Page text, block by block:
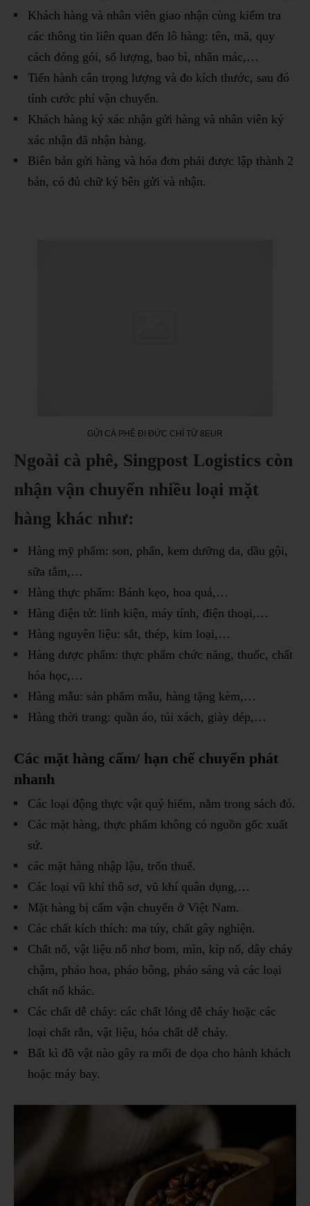
Khách hàng và nhân viên giao nhận cùng kiểm tra
các thông tin liên quan đến lô hàng: tên, mã, quy
cách đóng gói, số lượng, bao bì, nhãn mác,…
Tiến hành cân trọng lượng và đo kích thước, sau đó
tính cước phí vận chuyển.
Khách hàng ký xác nhận gửi hàng và nhân viên ký
xác nhận đã nhận hàng.
Biên bản gửi hàng và hóa đơn phải được lập thành 2
bản, có đủ chữ ký bên gửi và nhận.
GỬI CÀ PHÊ ĐI ĐỨC CHỈ TỪ 8EUR
Ngoài cà phê, Singpost Logistics còn
nhận vận chuyển nhiều loại mặt
hàng khác như:
Hàng mỹ phẩm: son, phấn, kem dưỡng da, dầu gội,
sữa tắm,…
Hàng thực phẩm: Bánh kẹo, hoa quả,…
Hàng điện tử: linh kiện, máy tính, điện thoại,…
Hàng nguyên liệu: sắt, thép, kim loại,…
Hàng dược phẩm: thực phẩm chức năng, thuốc, chất
hóa học,…
Hàng mẫu: sản phẩm mẫu, hàng tặng kèm,…
Hàng thời trang: quần áo, túi xách, giày dép,…
Các mặt hàng cấm/ hạn chế chuyển phát
nhanh
Các loại động thực vật quý hiếm, nằm trong sách đỏ.
Các mặt hàng, thực phẩm không có nguồn gốc xuất
sứ.
các mặt hàng nhập lậu, trốn thuế.
Các loại vũ khí thô sơ, vũ khí quân dụng,…
Mặt hàng bị cấm vận chuyển ở Việt Nam.
Các chất kích thích: ma túy, chất gây nghiện.
Chất nổ, vật liệu nổ nhơ bom, mìn, kíp nổ, dây cháy
chậm, pháo hoa, pháo bông, pháo sáng và các loại
chất nổ khác.
Các chất dễ cháy: các chất lỏng dễ cháy hoặc các
loại chất rắn, vật liệu, hóa chất dễ cháy.
Bất kì đồ vật nào gây ra mối đe dọa cho hành khách
hoặc máy bay.